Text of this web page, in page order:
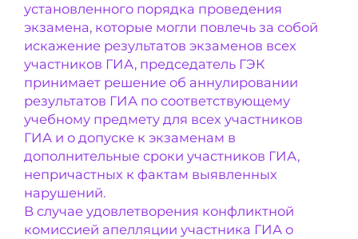
установленного порядка проведения
экзамена, которые могли повлечь за собой
искажение результатов экзаменов всех
участников ГИА, председатель ГЭК
принимает решение об аннулировании
результатов ГИА по соответствующему
учебному предмету для всех участников
ГИА и о допуске к экзаменам в
дополнительные сроки участников ГИА,
непричастных к фактам выявленных
нарушений.
В случае удовлетворения конфликтной
комиссией апелляции участника ГИА о